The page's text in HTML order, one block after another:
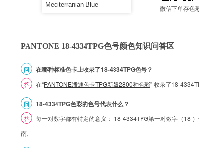
Mediterranian Blue
微信下单存色
PANTONE 18-4334TPG色号颜色知识问答区
问 在哪种标准色卡上收录了18-4334TPG色号？
答 在“PANTONE潘通色卡TPG新版2800种色彩” 收录了18-
问 18-4334TPG色彩的色号代表什么？
答
每一对数字都有特定的意义： 18-4334TPG第一对数字（18
南。